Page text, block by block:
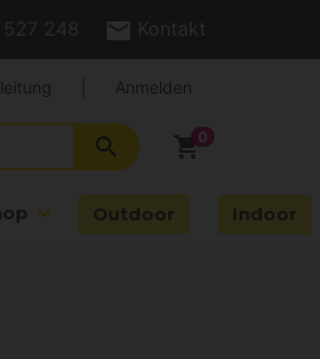
248 Kontakt
shopping_cart
search
Outdoor Indoor
Anmelden